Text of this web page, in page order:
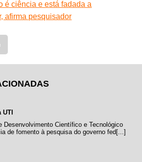
é ciência e está fadada a
afirma pesquisador
UTI
Desenvolvimento Científico e Tecnológico
de fomento à pesquisa do governo fed[...]